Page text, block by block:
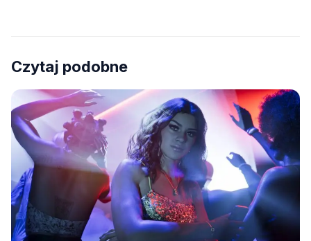
Czytaj podobne